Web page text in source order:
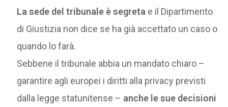
La sede del tribunale è segreta e il Dipartimento
di Giustizia non dice se ha già accettato un caso o
quando lo farà.
Sebbene il tribunale abbia un mandato chiaro –
garantire agli europei i diritti alla privacy previsti
dalla legge statunitense – anche le sue decisioni